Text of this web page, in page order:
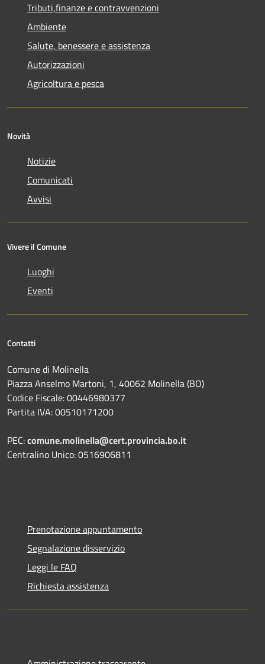
Tributi,finanze e contravvenzioni
Ambiente
Salute, benessere e assistenza
Autorizzazioni
Agricoltura e pesca
Novità
Notizie
Comunicati
Avvisi
Vivere il Comune
Luoghi
Eventi
Contatti
Comune di Molinella
Piazza Anselmo Martoni, 1, 40062 Molinella (BO)
Codice Fiscale: 00446980377
Partita IVA: 00510171200
PEC:comune.molinella@cert.provincia.bo.it
Centralino Unico: 0516906811
Prenotazione appuntamento
Segnalazione disservizio
Leggi le FAQ
Richiesta assistenza